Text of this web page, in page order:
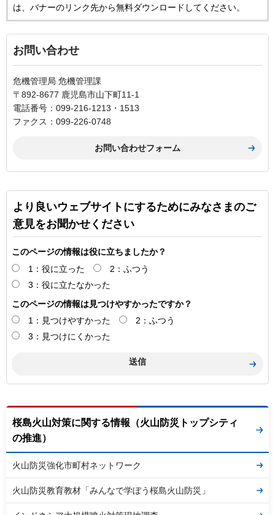
は、バナーのリンク先から無料ダウンロードしてください。
お問い合わせ
危機管理局 危機管理課
〒892-8677 鹿児島市山下町11-1
電話番号：099-216-1213・1513
ファクス：099-226-0748
より良いウェブサイトにするためにみなさまのご
意見をお聞かせください
このページの情報は役に立ちましたか？
1：役に立った
2：ふつう
3：役に立たなかった
このページの情報は見つけやすかったですか？
1：見つけやすかった
2：ふつう
3：見つけにくかった
桜島火山対策に関する情報（火山防災トップシティ
の推進）
火山防災強化市町村ネットワーク
火山防災教育教材「みんなで学ぼう桜島火山防災」